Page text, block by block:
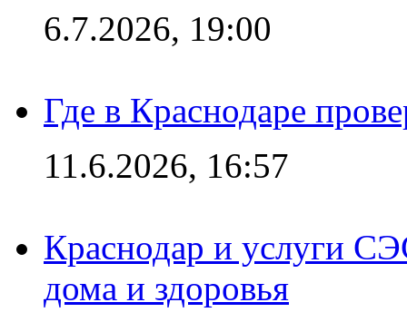
6.7.2026, 19:00
Где в Краснодаре
11.6.2026, 16:57
Краснодар и услуги
дома и здоровья